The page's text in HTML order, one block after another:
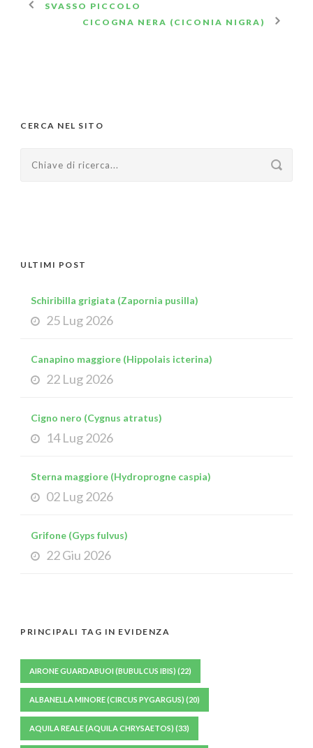
SVASSO PICCOLO
CICOGNA NERA (CICONIA NIGRA)
CERCA NEL SITO
ULTIMI POST
Schiribilla grigiata (Zapornia pusilla)
25 Lug 2026
Canapino maggiore (Hippolais icterina)
22 Lug 2026
Cigno nero (Cygnus atratus)
14 Lug 2026
Sterna maggiore (Hydroprogne caspia)
02 Lug 2026
Grifone (Gyps fulvus)
22 Giu 2026
PRINCIPALI TAG IN EVIDENZA
AIRONE GUARDABUOI (BUBULCUS IBIS) (22)
ALBANELLA MINORE (CIRCUS PYGARGUS) (20)
AQUILA REALE (AQUILA CHRYSAETOS) (33)